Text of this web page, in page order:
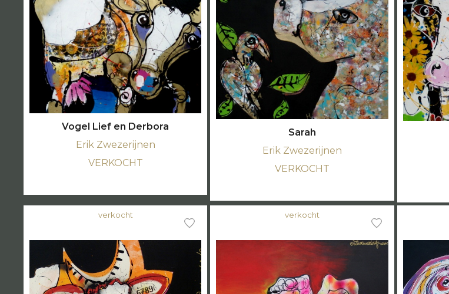
Vogel Lief en Derbora
Erik Zwezerijnen
VERKOCHT
Sarah
Erik Zwezerijnen
VERKOCHT
verkocht verkocht